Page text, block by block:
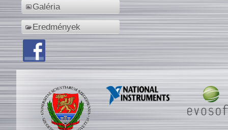
Galéria
Eredmények